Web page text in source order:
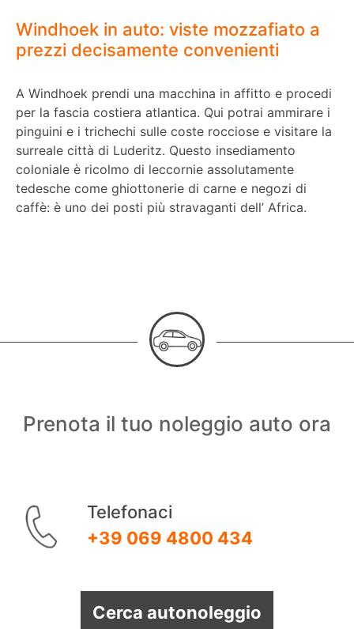
Windhoek in auto: viste mozzafiato a
prezzi decisamente convenienti
A Windhoek prendi una macchina in affitto e procedi
per la fascia costiera atlantica. Qui potrai ammirare i
pinguini e i trichechi sulle coste rocciose e visitare la
surreale città di Luderitz. Questo insediamento
coloniale è ricolmo di leccornie assolutamente
tedesche come ghiottonerie di carne e negozi di
caffè: è uno dei posti più stravaganti dell’ Africa.
Prenota il tuo noleggio auto ora
Telefonaci
+39 069 4800 434
Cerca autonoleggio